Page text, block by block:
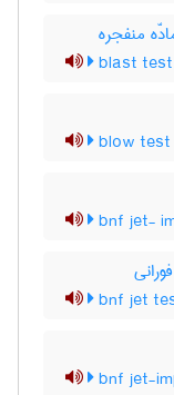
منفجره
blast test
blow test
bnf jet-
bnf jet
bnf jet-